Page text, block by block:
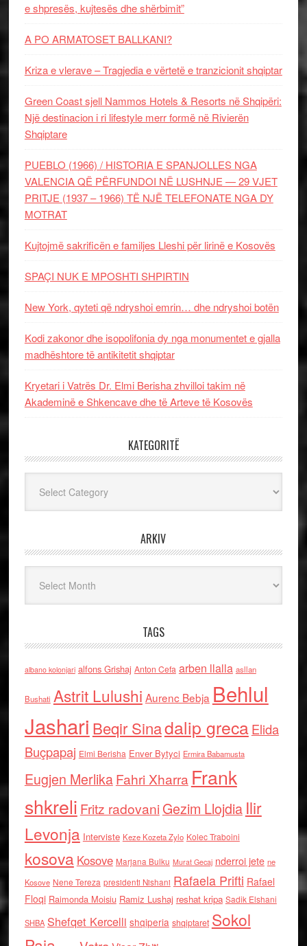
e shpresës, kujtesës dhe shërbimit”
A PO ARMATOSET BALLKANI?
Kriza e vlerave – Tragjedia e vërtetë e tranzicionit shqiptar
Green Coast sjell Nammos Hotels & Resorts në Shqipëri:
Një destinacion i ri lifestyle merr formë në Rivierën
Shqiptare
PUEBLO (1966) / HISTORIA E SPANJOLLES NGA
VALENCIA QË PËRFUNDOI NË LUSHNJE — 29 VJET
PRITJE (1937 – 1966) TË NJË TELEFONATE NGA DY
MOTRAT
Kujtojmë sakrificën e familjes Lleshi për lirinë e Kosovës
SPAÇI NUK E MPOSHTI SHPIRTIN
New York, qyteti që ndryshoi emrin… dhe ndryshoi botën
Kodi zakonor dhe isopolifonia dy nga monumentet e gjalla
madhështore të antikitetit shqiptar
Kryetari i Vatrës Dr. Elmi Berisha zhvilloi takim në
Akademinë e Shkencave dhe të Arteve të Kosovës
KATEGORITË
ARKIV
TAGS
albano kolonjari alfons Grishaj Anton Cefa arben llalla asllan
Bushati Astrit Lulushi Aurenc Bebja Behlul
Jashari Beqir Sinadalip grecaElida
Buçpapaj Elmi Berisha Enver Bytyci Ermira Babamusta
Eugjen MerlikaFahri Xharra Frank
shkreli Fritz radovaniGezim Llojdia Ilir
Levonja Interviste Keze Kozeta Zylo Kolec Traboini
kosova Kosove Marjana Bulku Murat Gecaj nderroi jete ne
Kosove Nene Tereza presidenti Nishani Rafaela Prifti Rafael
Floqi Raimonda Moisiu Ramiz Lushaj reshat kripa Sadik Elshani
SHBA Shefqet Kercelli shqiperia shqiptaret Sokol